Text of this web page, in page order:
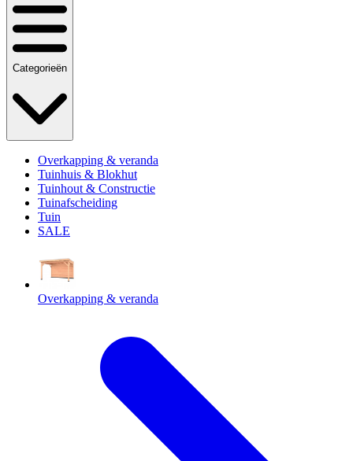
Categorieën
Overkapping & veranda
Tuinhuis & Blokhut
Tuinhout & Constructie
Tuinafscheiding
Tuin
SALE
Overkapping & veranda